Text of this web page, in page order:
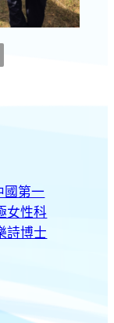
國第一
女性科
詩博士